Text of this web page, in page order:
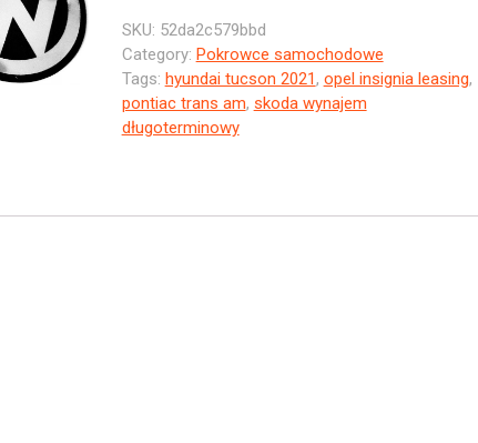
SKU: 52da2c579bbd
Category: Pokrowce samochodowe
Tags: hyundai tucson 2021, opel insignia leasing,
pontiac trans am, skoda wynajem
długoterminowy